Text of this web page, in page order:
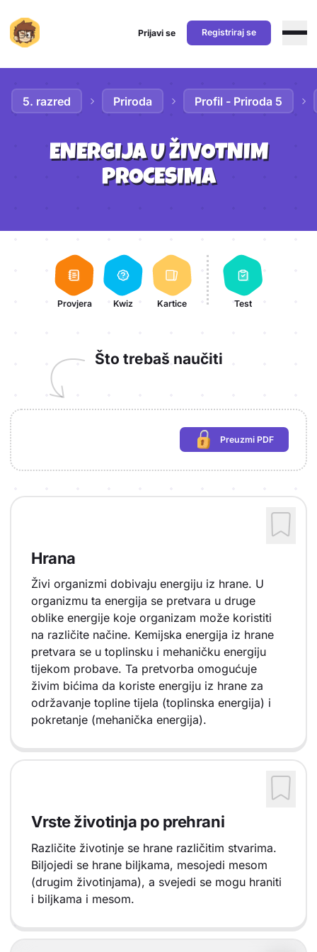
Prijavi se Registriraj se
5. razred Priroda Profil - Priroda 5
ENERGIJA U ŽIVOTNIM
PROCESIMA
Aktivnosti lekcije
Provjera Kwiz Kartice Test
Što trebaš naučiti
Preuzmi PDF
(potrebna prijava)
Hrana
Živi organizmi dobivaju energiju iz hrane. U
organizmu ta energija se pretvara u druge
oblike energije koje organizam može koristiti
na različite načine. Kemijska energija iz hrane
pretvara se u toplinsku i mehaničku energiju
tijekom probave. Ta pretvorba omogućuje
živim bićima da koriste energiju iz hrane za
održavanje topline tijela (toplinska energija) i
pokretanje (mehanička energija).
Vrste životinja po prehrani
Različite životinje se hrane različitim stvarima.
Biljojedi se hrane biljkama, mesojedi mesom
(drugim životinjama), a svejedi se mogu hraniti
i biljkama i mesom.